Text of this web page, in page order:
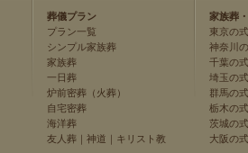
葬儀プラン
プラン一覧
シンプル家族葬
家族葬
一日葬
炉前密葬（火葬）
自宅密葬
海洋葬
友人葬 ｜ 神道 ｜ キリスト教
家族葬
東京の
神奈川
千葉の
埼玉の
群馬の
栃木の
茨城の
大阪の